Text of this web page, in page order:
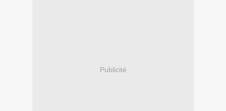
Publicité